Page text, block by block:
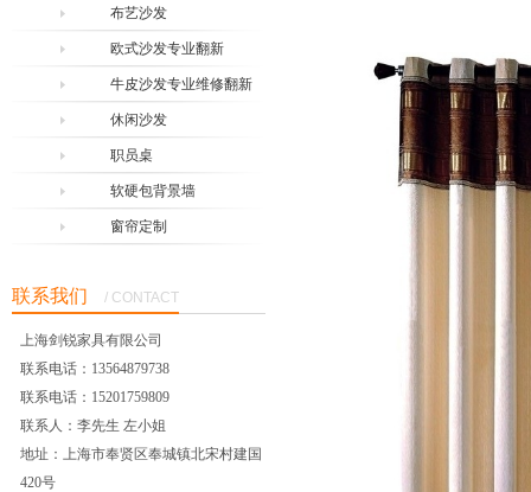
布艺沙发
欧式沙发专业翻新
牛皮沙发专业维修翻新
休闲沙发
职员桌
软硬包背景墙
窗帘定制
联系我们 / CONTACT
上海剑锐家具有限公司
联系电话：13564879738
联系电话：15201759809
联系人：李先生 左小姐
地址：上海市奉贤区奉城镇北宋村建国
420号